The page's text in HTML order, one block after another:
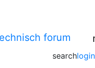
login
search